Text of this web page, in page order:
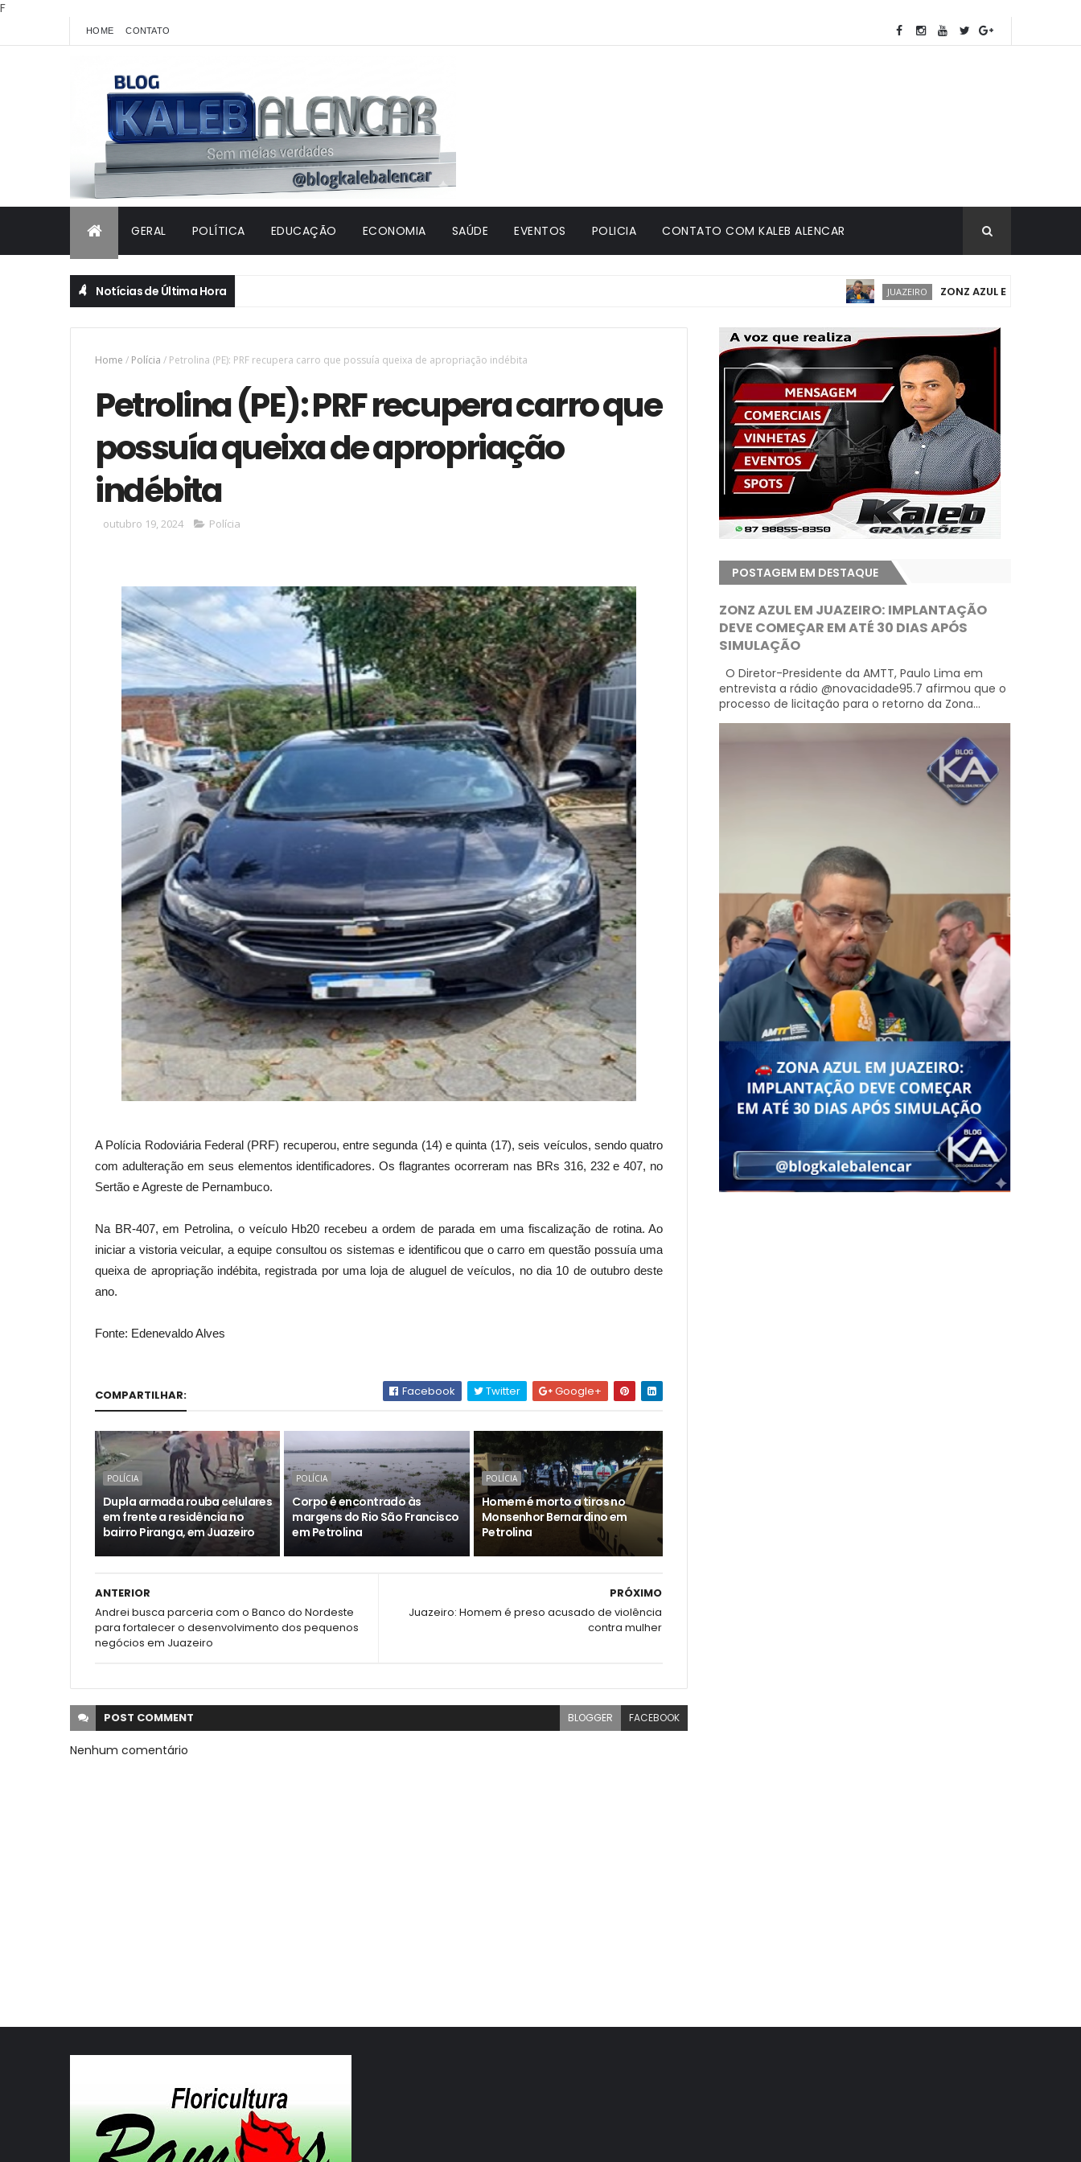
F
HOME CONTATO
GERAL POLÍTICA EDUCAÇÃO ECONOMIA SAÚDE EVENTOS POLICIA CONTATO COM KALEB ALENCAR
Notícias de Última Hora JUAZEIRO ZONZ AZUL EM JUAZEIRO:
Home / Polícia / Petrolina (PE): PRF recupera carro que possuía queixa de apropriação indébita
Petrolina (PE): PRF recupera carro que
possuía queixa de apropriação
indébita
outubro 19, 2024 Polícia
A Polícia Rodoviária Federal (PRF) recuperou, entre segunda (14) e quinta (17), seis veículos, sendo quatro
com adulteração em seus elementos identificadores. Os flagrantes ocorreram nas BRs 316, 232 e 407, no
Sertão e Agreste de Pernambuco.
Na BR-407, em Petrolina, o veículo Hb20 recebeu a ordem de parada em uma fiscalização de rotina. Ao
iniciar a vistoria veicular, a equipe consultou os sistemas e identificou que o carro em questão possuía uma
queixa de apropriação indébita, registrada por uma loja de aluguel de veículos, no dia 10 de outubro deste
ano.
Fonte: Edenevaldo Alves
COMPARTILHAR: Facebook Twitter Google+
POLÍCIA
Dupla armada rouba celulares
em frente a residência no
bairro Piranga, em Juazeiro
POLÍCIA
Corpo é encontrado às
margens do Rio São Francisco
em Petrolina
POLÍCIA
Homem é morto a tiros no
Monsenhor Bernardino em
Petrolina
PRÓXIMO
Juazeiro: Homem é preso acusado de violência
contra mulher
ANTERIOR
Andrei busca parceria com o Banco do Nordeste
para fortalecer o desenvolvimento dos pequenos
negócios em Juazeiro
POST COMMENT BLOGGER FACEBOOK
Nenhum comentário
POSTAGEM EM DESTAQUE
ZONZ AZUL EM JUAZEIRO: IMPLANTAÇÃO
DEVE COMEÇAR EM ATÉ 30 DIAS APÓS
SIMULAÇÃO
O Diretor-Presidente da AMTT, Paulo Lima em
entrevista a rádio @novacidade95.7 afirmou que o
processo de licitação para o retorno da Zona...